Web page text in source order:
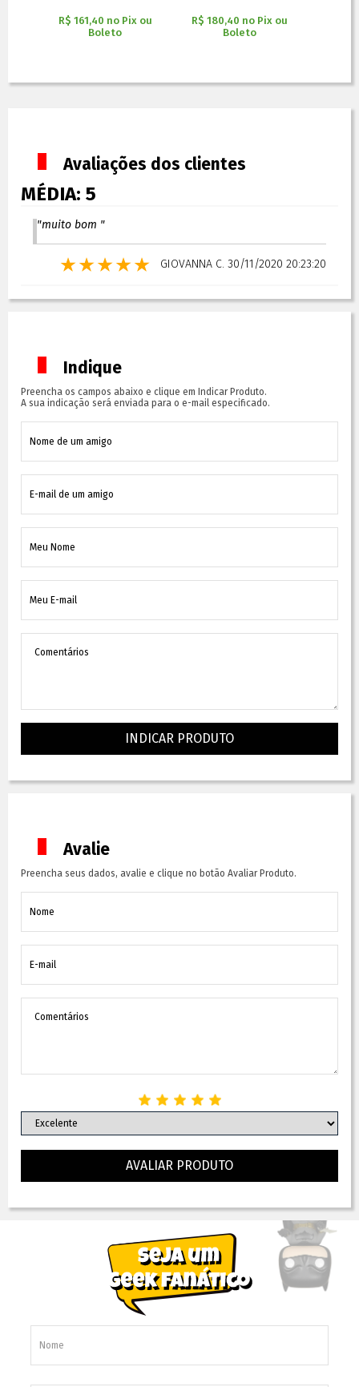
R$ 161,40 no Pix ou
Boleto
R$ 180,40 no Pix ou
Boleto
Avaliações dos clientes
MÉDIA: 5
"muito bom "
GIOVANNA C. 30/11/2020 20:23:20
Indique
Preencha os campos abaixo e clique em Indicar Produto.
A sua indicação será enviada para o e-mail especificado.
INDICAR PRODUTO
Avalie
Preencha seus dados, avalie e clique no botão Avaliar Produto.
AVALIAR PRODUTO